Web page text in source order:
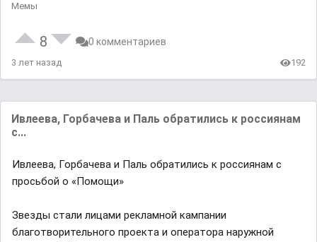
Мемы
8 0 комментариев
3 лет назад 192
Ивлеева, Горбачева и Паль обратились к россиянам
с...
Ивлеева, Горбачева и Паль обратились к россиянам с
просьбой о «Помощи»
Звезды стали лицами рекламной кампании
благотворительного проекта и оператора наружной